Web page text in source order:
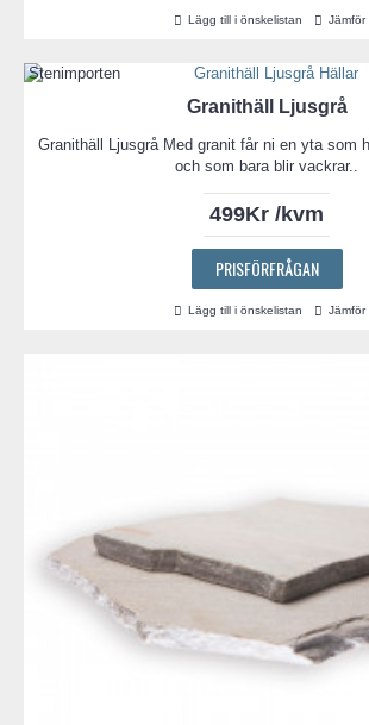
Lägg till i önskelistan Jämför
Granithäll Ljusgrå
Granithäll Ljusgrå Med granit får ni en yta som
och som bara blir vackrar..
499Kr /kvm
PRISFÖRFRÅGAN
Lägg till i önskelistan Jämför